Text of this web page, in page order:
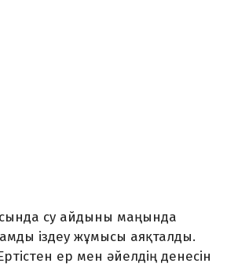
су айдыны маңында
іздеу жұмысы аяқталды.
ер мен әйелдің денесін